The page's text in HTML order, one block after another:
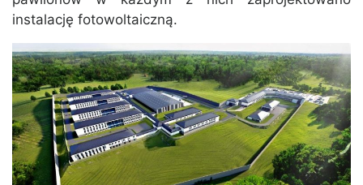
instalację fotowoltaiczną.